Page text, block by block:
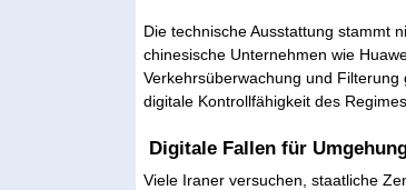
Die technische Ausstattung stammt
chinesische Unternehmen wie
Verkehrsüberwachung und
digitale Kontrollfähigkeit des
Digitale Fallen für
Viele Iraner versuchen, staatliche